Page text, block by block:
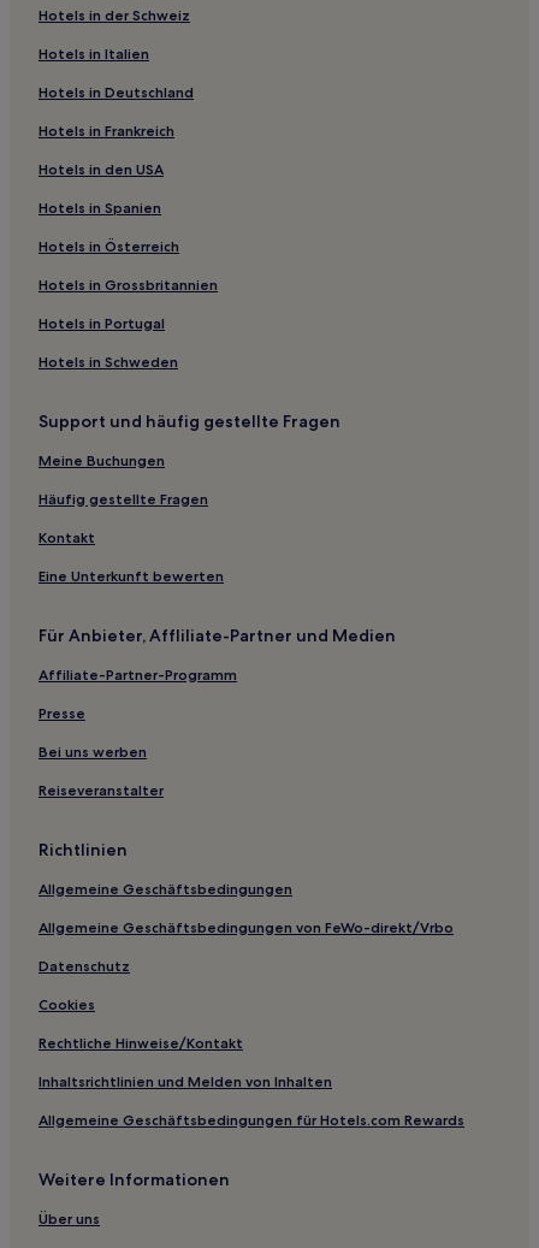
Hotels nahe Zermatt - Furi
Hotels nahe Matterhorn Museum
Hotels nahe Bergsteigerfriedhof
Hotels nahe Matterhorn Ski Paradise
Hotels nahe Forest Fun Park
Hotels nahe Matterhorn Glacier Paradise
Hotels nahe Gornergratbahn
Hotels nahe Riffelberg - Gifthittli
Hotels nahe Testa 1
Hotels nahe Weisshorn
Hotels nahe Unterrothorn
Hotels nahe Charles Kuonen Hängebrücke
Hotels nahe Bahnhof Riffelberg
Hotels nahe Gornergratbahn-Station Zermatt
Hotels nahe Hohtälli
Hotels nahe Kapelle Fuxstein
Hotels nahe Matterhorn
Hotels nahe Skigebiet Sunnegga
Hotels nahe Breithorn
Hotels nahe Seilbahn Klein Matterhorn
Hotels nahe Bahnhof Täsch
Hotels nahe Bahnhof Zermatt
Hotels nahe Bahnhof Randa
Randa Hotels
Hotels mit Parkplatz in Täsch
Haustierfreundliche in Täsch
3-Sterne-Hotels in Täsch
Täsch Hotels
Hotels nahe Gornergrat
Hotels in der Schweiz
Hotels in Italien
Hotels in Deutschland
Hotels in Frankreich
Hotels in den USA
Hotels in Spanien
Hotels in Österreich
Hotels in Grossbritannien
Hotels in Portugal
Hotels in Schweden
Support und häufig gestellte Fragen
Meine Buchungen
Häufig gestellte Fragen
Kontakt
Eine Unterkunft bewerten
Für Anbieter, Affliliate-Partner und Medien
Affiliate-Partner-Programm
Presse
Bei uns werben
Reiseveranstalter
Richtlinien
Allgemeine Geschäftsbedingungen
Allgemeine Geschäftsbedingungen von FeWo-direkt/Vrbo
Datenschutz
Cookies
Rechtliche Hinweise/Kontakt
Inhaltsrichtlinien und Melden von Inhalten
Allgemeine Geschäftsbedingungen für Hotels.com Rewards
Weitere Informationen
Über uns